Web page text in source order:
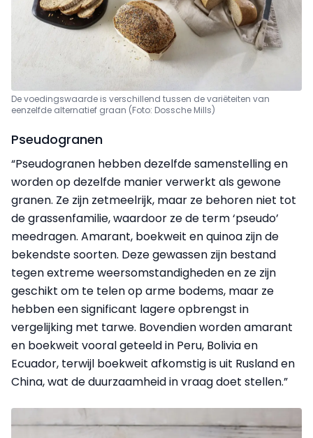
De voedingswaarde is verschillend tussen de variëteiten van
eenzelfde alternatief graan (Foto: Dossche Mills)
Pseudogranen
“Pseudogranen hebben dezelfde samenstelling en
worden op dezelfde manier verwerkt als gewone
granen. Ze zijn zetmeelrijk, maar ze behoren niet tot
de grassenfamilie, waardoor ze de term ‘pseudo’
meedragen. Amarant, boekweit en quinoa zijn de
bekendste soorten. Deze gewassen zijn bestand
tegen extreme weersomstandigheden en ze zijn
geschikt om te telen op arme bodems, maar ze
hebben een significant lagere opbrengst in
vergelijking met tarwe. Bovendien worden amarant
en boekweit vooral geteeld in Peru, Bolivia en
Ecuador, terwijl boekweit afkomstig is uit Rusland en
China, wat de duurzaamheid in vraag doet stellen.”